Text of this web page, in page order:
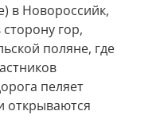
в Новороссийк,
гор,
поляне, где
пеляет
открываются